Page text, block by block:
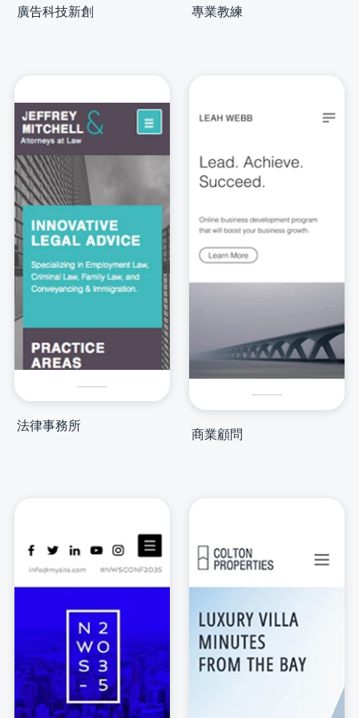
廣告科技新創 專業教練
法律事務所
商業顧問